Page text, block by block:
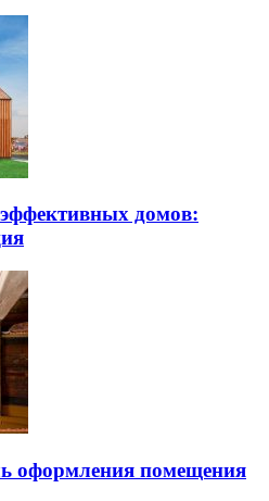
домов:
оформления помещения